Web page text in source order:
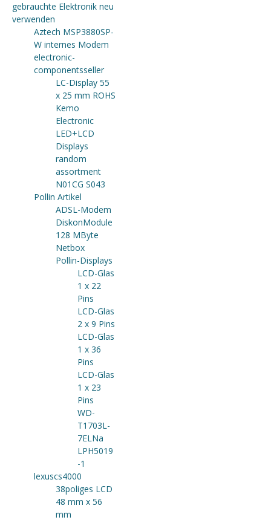
gebrauchte Elektronik neu
verwenden
Aztech MSP3880SP-
W internes Modem
electronic-
componentsseller
LC-Display 55
x 25 mm ROHS
Kemo
Electronic
LED+LCD
Displays
random
assortment
N01CG S043
Pollin Artikel
ADSL-Modem
DiskonModule
128 MByte
Netbox
Pollin-Displays
LCD-Glas
1 x 22
Pins
LCD-Glas
2 x 9 Pins
LCD-Glas
1 x 36
Pins
LCD-Glas
1 x 23
Pins
WD-
T1703L-
7ELNa
LPH5019
-1
lexuscs4000
38poliges LCD
48 mm x 56
mm